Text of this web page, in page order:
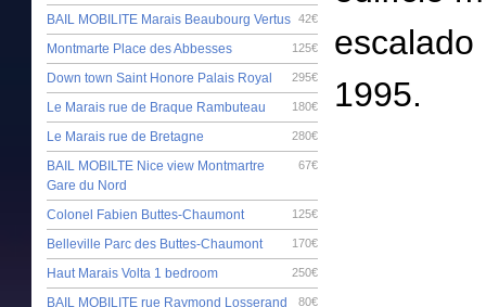
42€
BAIL MOBILITE Marais Beaubourg Vertus
125€
Montmarte Place des Abbesses
295€
Down town Saint Honore Palais Royal
180€
Le Marais rue de Braque Rambuteau
280€
Le Marais rue de Bretagne
67€
BAIL MOBILTE Nice view Montmartre
Gare du Nord
125€
Colonel Fabien Buttes-Chaumont
170€
Belleville Parc des Buttes-Chaumont
250€
Haut Marais Volta 1 bedroom
80€
BAIL MOBILITE rue Raymond Losserand
escalado
1995.